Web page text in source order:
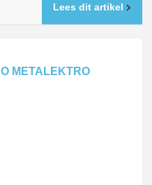
Lees dit artikel
METALEKTRO